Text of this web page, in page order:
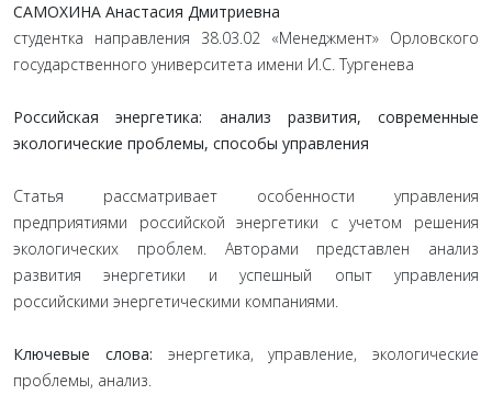
САМОХИНА Анастасия Дмитриевна
студентка направления 38.03.02 «Менеджмент» Орловского
государственного университета имени И.С. Тургенева
Российская энергетика: анализ развития, современные
экологические проблемы, способы управления
Статья рассматривает особенности управления
предприятиями российской энергетики с учетом решения
экологических проблем. Авторами представлен анализ
развития энергетики и успешный опыт управления
российскими энергетическими компаниями.
Ключевые слова: энергетика, управление, экологические
проблемы, анализ.